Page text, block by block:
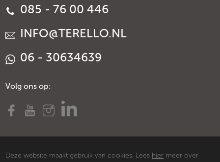
085 - 76 00 446
INFO@TERELLO.NL
06 - 30634639
Volg ons op:
Deze website maakt gebruik van cookies. Lees hier meer over